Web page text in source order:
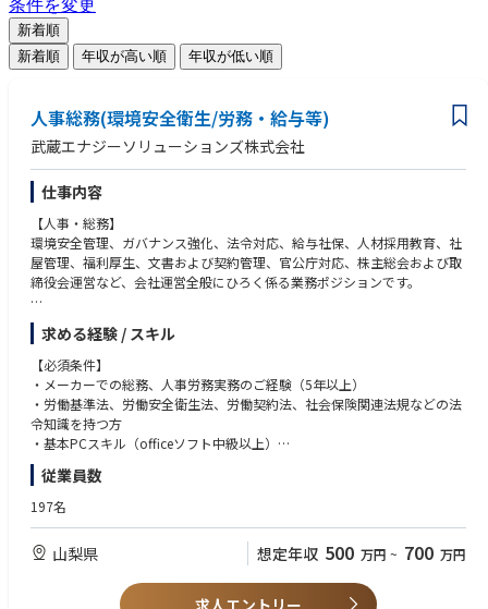
条件を変更
新着順
新着順
年収が高い順 年収が低い順
人事総務(環境安全衛生/労務・給与等)
武蔵エナジーソリューションズ株式会社
仕事内容
【人事・総務】
環境安全管理、ガバナンス強化、法令対応、給与社保、人材採用教育、社
屋管理、福利厚生、文書および契約管理、官公庁対応、株主総会および取
締役会運営など、会社運営全般にひろく係る業務ポジションです。
事業会社の管理部門（人事グループ）のメンバーとして以下の業務よりい
くつかをご担当いただき自律的に推進していただきます。
◆ 内部統制、ガバナンス、文書および契約管理
◆安全衛生管理
・安全衛生委員会運営
・労災対策/再発防止策立案/職場環境の改善
・産業医対応
・健康増進活動
・安否確認対応
求める経験 / スキル
【必須条件】
・メーカーでの総務、人事労務実務のご経験（5年以上）
・労働基準法、労働安全衛生法、労働契約法、社会保険関連法規などの法
令知識を持つ方
・基本PCスキル（officeソフト中級以上）
【尚可条件】
・第一種衛生管理者、安全管理者、甲種防火管理者、化学物質管理者
・行政対応／法令関連業務
・関係官庁等への提出書類作成及び管理
従業員数
197名
山梨県 想定年収 500 万円 ~ 700 万円